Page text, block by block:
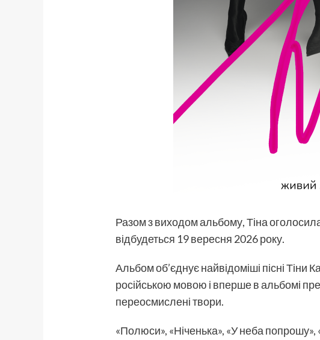
Разом з виходом альбому, Тіна
відбудеться 19 вересня 2026 року.
Альбом об’єднує найвідоміші пісні Тіни
російською мовою і вперше в альбомі
переосмислені твори.
«Полюси», «Ніченька», «У неба попрошу»,